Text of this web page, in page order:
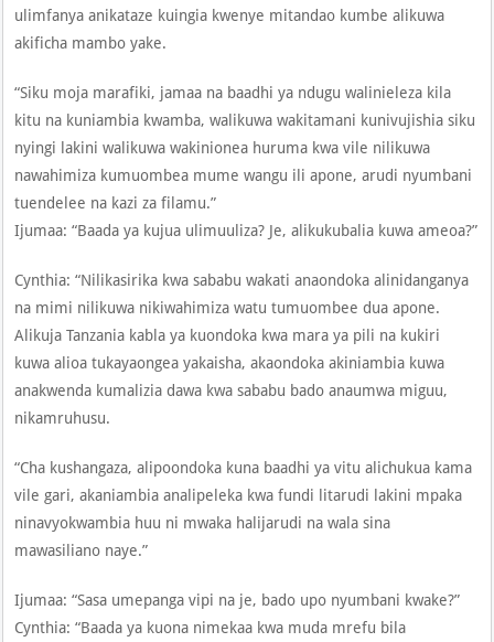
ulimfanya anikataze kuingia kwenye mitandao kumbe alikuwa
akificha mambo yake.
“Siku moja marafiki, jamaa na baadhi ya ndugu walinieleza kila
kitu na kuniambia kwamba, walikuwa wakitamani kunivujishia siku
nyingi lakini walikuwa wakinionea huruma kwa vile nilikuwa
nawahimiza kumuombea mume wangu ili apone, arudi nyumbani
tuendelee na kazi za filamu.”
Ijumaa: “Baada ya kujua ulimuuliza? Je, alikukubalia kuwa ameoa?”
Cynthia: “Nilikasirika kwa sababu wakati anaondoka alinidanganya
na mimi nilikuwa nikiwahimiza watu tumuombee dua apone.
Alikuja Tanzania kabla ya kuondoka kwa mara ya pili na kukiri
kuwa alioa tukayaongea yakaisha, akaondoka akiniambia kuwa
anakwenda kumalizia dawa kwa sababu bado anaumwa miguu,
nikamruhusu.
“Cha kushangaza, alipoondoka kuna baadhi ya vitu alichukua kama
vile gari, akaniambia analipeleka kwa fundi litarudi lakini mpaka
ninavyokwambia huu ni mwaka halijarudi na wala sina
mawasiliano naye.”
Ijumaa: “Sasa umepanga vipi na je, bado upo nyumbani kwake?”
Cynthia: “Baada ya kuona nimekaa kwa muda mrefu bila